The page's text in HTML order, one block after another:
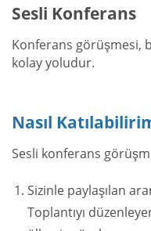
Sesli Konferans
Konferans görüşmesi,
kolay yoludur.
Nasıl
Sesli konferans
Sizinle paylaşılan
Toplantıyı